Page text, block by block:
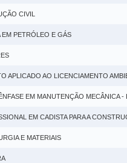
CIVIL
PETRÓLEO E GÁS
APLICADO AO LICENCIAMENTO
EM MANUTENÇÃO MECÂNICA
EM CADISTA PARA A
E MATERIAIS